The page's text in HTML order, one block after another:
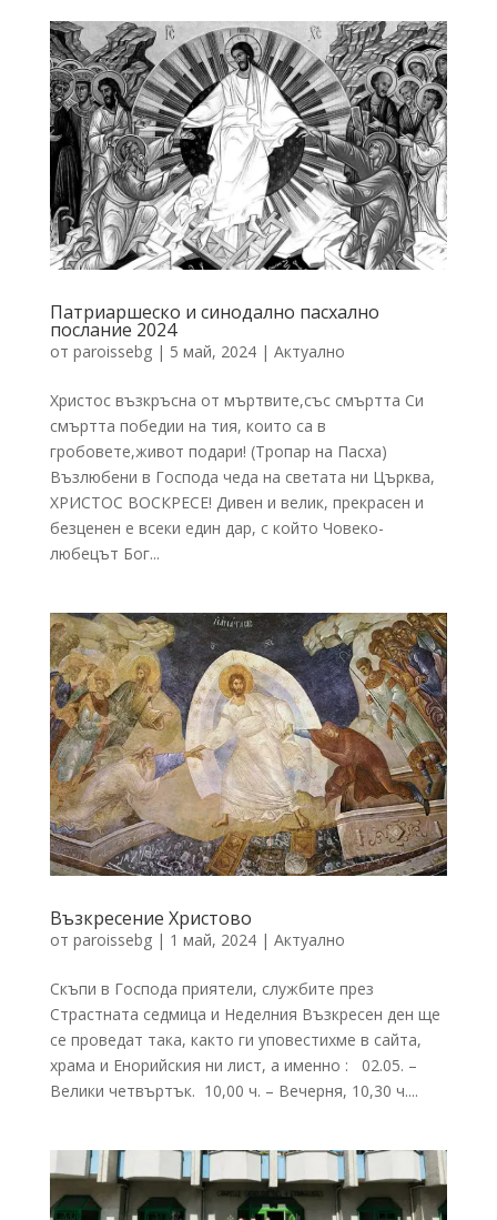
Патриаршеско и синодално пасхално
послание 2024
от paroissebg| 5 май, 2024| Актуално
Христос възкръсна от мъртвите,със смъртта Си
смъртта победии на тия, които са в
гробовете,живот подари! (Тропар на Пасха)
Възлюбени в Господа чеда на светата ни Църква,
ХРИСТОС ВОСКРЕСЕ! Дивен и велик, прекрасен и
безценен е всеки един дар, с който Човеко-
любецът Бог...
Възкресение Христово
от paroissebg| 1 май, 2024| Актуално
Скъпи в Господа приятели, службите през
Страстната седмица и Неделния Възкресен ден ще
се проведат така, както ги уповестихме в сайта,
храма и Енорийския ни лист, а именно : 02.05. –
Велики четвъртък. 10,00 ч. – Вечерня, 10,30 ч....